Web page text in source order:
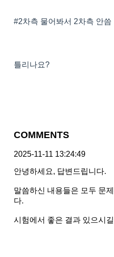
#2차측 물어봐서 2차측 안씀
틀리나요?
COMMENTS
2025-11-11 13:24:49
안녕하세요, 답변드립니다.
말씀하신 내용들은 모두 문
다.
시험에서 좋은 결과 있으시